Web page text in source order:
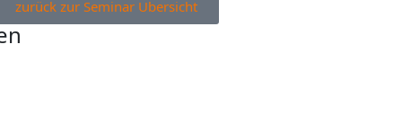
zurück zur Seminar Übersicht